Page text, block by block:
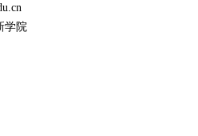
学院